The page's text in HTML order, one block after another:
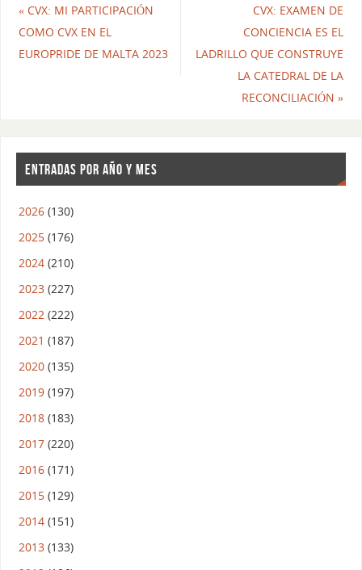
«CVX: MI PARTICIPACIÓN
COMO CVX EN EL
EUROPRIDE DE MALTA 2023
CVX: EXAMEN DE
CONCIENCIA ES EL
LADRILLO QUE CONSTRUYE
LA CATEDRAL DE LA
RECONCILIACIÓN»
ENTRADAS POR AÑO Y MES
2026(130)
2025(176)
2024(210)
2023(227)
2022(222)
2021 (187)
2020(135)
2019(197)
2018(183)
2017(220)
2016(171)
2015(129)
2014(151)
2013(133)